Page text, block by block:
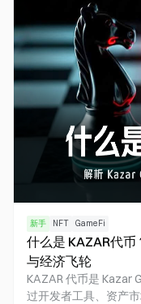
新手 NFT GameFi
什么是 KAZAR代
与经济飞轮
KAZAR 代币是 Kazar
过开发者工具、资产